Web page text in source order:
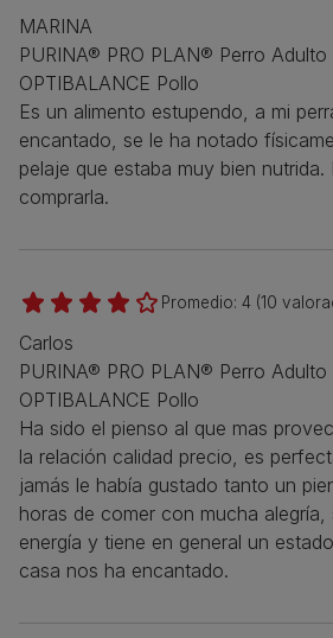
MARINA
PURINA® PRO PLAN® Perro
OPTIBALANCE Pollo
Es un alimento estupendo, a mi
encantado, se le ha notado
pelaje que estaba muy bien
comprarla.
Promedio: 4 (10
Carlos
PURINA® PRO PLAN® Perro
OPTIBALANCE Pollo
Ha sido el pienso al que mas
la relación calidad precio, es
jamás le había gustado tanto un
horas de comer con mucha
energía y tiene en general un
casa nos ha encantado.